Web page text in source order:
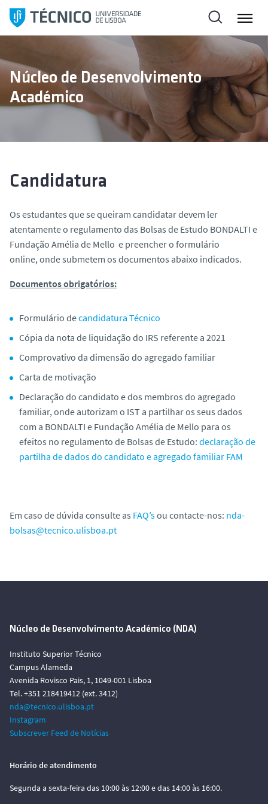
l
a
a
a
Núcleo de Desenvolvimento
Académico
Candidatura
Os estudantes que se queiram candidatar devem ler
atentamente o regulamento das Bolsas de Estudo BONDALTI e
Fundação Amélia de Mello e preencher o formulário
online, onde submetem os documentos abaixo indicados.
Documentos obrigatórios:
Formulário decandidatura Técnico
Cópia da nota de liquidação do IRS referente a 2021
Comprovativo da dimensão do agregado familiar
Carta de motivação
Declaração do candidato e dos membros do agregado
familiar, onde autorizam o IST a partilhar os seus dados
com a BONDALTI e Fundação Amélia de Mello para os
efeitos no regulamento de Bolsas de Estudo: declaração de
partilha de dados do candidato e agregado familiar FAM
Em caso de dúvida consulte as FAQ’sou contacte-nos: nda-
bolsas@tecnico.ulisboa.pt
Núcleo de Desenvolvimento Académico (NDA)
Instituto Superior Técnico
Campus Alameda
Avenida Rovisco Pais, 1, 1049-001 Lisboa
Tel. +351 218419412 (ext. 3412)
nda@tecnico.ulisboa.pt
Instagram
Subscrever Feed de Notícias
Horário de atendimento
Segunda a sexta-feira das 10:00 às 12:00 e das 14:00 às 16:00.